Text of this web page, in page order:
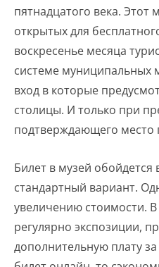
пятнадцатого века. Этот
открытых для
воскресенье месяца
системе муниципальных
вход в которые
столицы. И только при
подтверждающего место
Билет в музей обойдется
стандартный вариант.
увеличению стоимости.
регулярно экспозиции,
дополнительную плату